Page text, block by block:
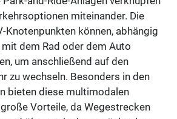
miteinander. Die
Knotenpunkten können, abhängig
dem Rad oder dem Auto
um anschließend auf den
zu wechseln. Besonders in den
bieten diese multimodalen
Vorteile, da Wegestrecken